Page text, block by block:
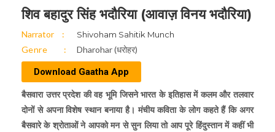
शिव बहादुर सिंह भदौरिया (आवाज़ विनय भदौरिया)
Narrator Shivoham Sahitik Munch
Genre Dharohar (धरोहर)
Download Gaatha App
बैसवारा उत्तर प्रदेश की वह भूमि जिसने भारत के इतिहास में कलम और तलवार
दोनों से अपना विशेष स्थान बनाया है। मंचीय कविता के लोग कहते हैं कि अगर
बैसवारे के श्रोताओं ने आपको मन से सुन लिया तो आप पूरे हिंदुस्तान में कहीं भी